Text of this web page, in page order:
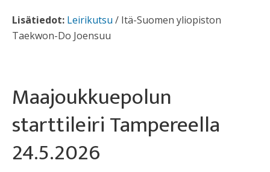
Lisätiedot: Leirikutsu / Itä-Suomen yliopiston
Taekwon-Do Joensuu
Maajoukkuepolun
starttileiri Tampereella
24.5.2026